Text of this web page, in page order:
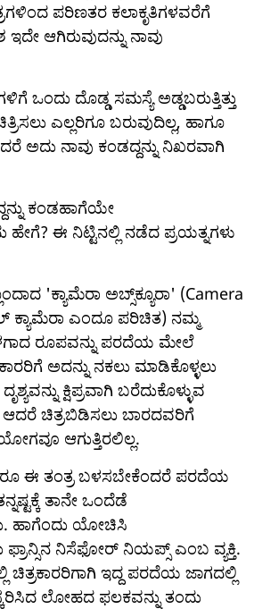
ಪರಿಣತರ ಕಲಾಕೃತಿಗಳವರೆಗೆ
ಇದೇ ಆಗಿರುವುದನ್ನು ನಾವು
ಒಂದು ದೊಡ್ಡ ಸಮಸ್ಯೆ ಅಡ್ಡಬರುತ್ತಿತ್ತು
ಎಲ್ಲರಿಗೂ ಬರುವುದಿಲ್ಲ, ಹಾಗೂ
ಅದು ನಾವು ಕಂಡದ್ದನ್ನು ನಿಖರವಾಗಿ
ಕಂಡಹಾಗೆಯೇ
ಹೇಗೆ? ಈ ನಿಟ್ಟಿನಲ್ಲಿ ನಡೆದ ಪ್ರಯತ್ನಗಳು
'ಕ್ಯಾಮೆರಾ ಅಬ್ಸ್‌ಕ್ಯೂರಾ' (Camera
ಎಂದೂ ಪರಿಚಿತ) ನಮ್ಮ
ರೂಪವನ್ನು ಪರದೆಯ ಮೇಲೆ
ಅದನ್ನು ನಕಲು ಮಾಡಿಕೊಳ್ಳಲು
ಕ್ಷಿಪ್ರವಾಗಿ ಬರೆದುಕೊಳ್ಳುವ
ಚಿತ್ರಬಿಡಿಸಲು ಬಾರದವರಿಗೆ
ಆಗುತ್ತಿರಲಿಲ್ಲ.
ಈ ತಂತ್ರ ಬಳಸಬೇಕೆಂದರೆ ಪರದೆಯ
ತಾನೇ ಒಂದೆಡೆ
ಹಾಗೆಂದು ಯೋಚಿಸಿ
ಫ್ರಾನ್ಸಿನ ನಿಸೆಫೋರ್ ನಿಯಪ್ಸ್ ಎಂಬ ವ್ಯಕ್ತಿ.
ಚಿತ್ರಕಾರರಿಗಾಗಿ ಇದ್ದ ಪರದೆಯ ಜಾಗದಲ್ಲಿ
ಲೋಹದ ಫಲಕವನ್ನು ತಂದು